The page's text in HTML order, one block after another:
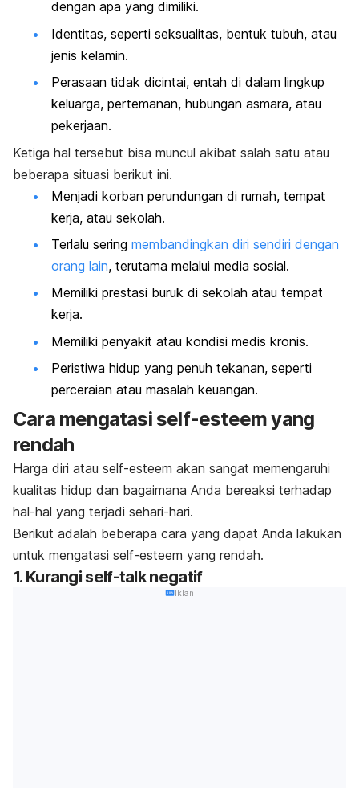
dengan apa yang dimiliki.
Identitas, seperti seksualitas, bentuk tubuh, atau
jenis kelamin.
Perasaan tidak dicintai, entah di dalam lingkup
keluarga, pertemanan, hubungan asmara, atau
pekerjaan.
Ketiga hal tersebut bisa muncul akibat salah satu atau
beberapa situasi berikut ini.
Menjadi korban perundungan di rumah, tempat
kerja, atau sekolah.
Terlalu sering membandingkan diri sendiri dengan
orang lain, terutama melalui media sosial.
Memiliki prestasi buruk di sekolah atau tempat
kerja.
Memiliki penyakit atau kondisi medis kronis.
Peristiwa hidup yang penuh tekanan, seperti
perceraian atau masalah keuangan.
Cara mengatasiself-esteemyang
rendah
Harga diri atau self-esteem akan sangat memengaruhi
kualitas hidup dan bagaimana Anda bereaksi terhadap
hal-hal yang terjadi sehari-hari.
Berikut adalah beberapa cara yang dapat Anda lakukan
untuk mengatasi self-esteem yang rendah.
1. Kurangi self-talknegatif
Iklan